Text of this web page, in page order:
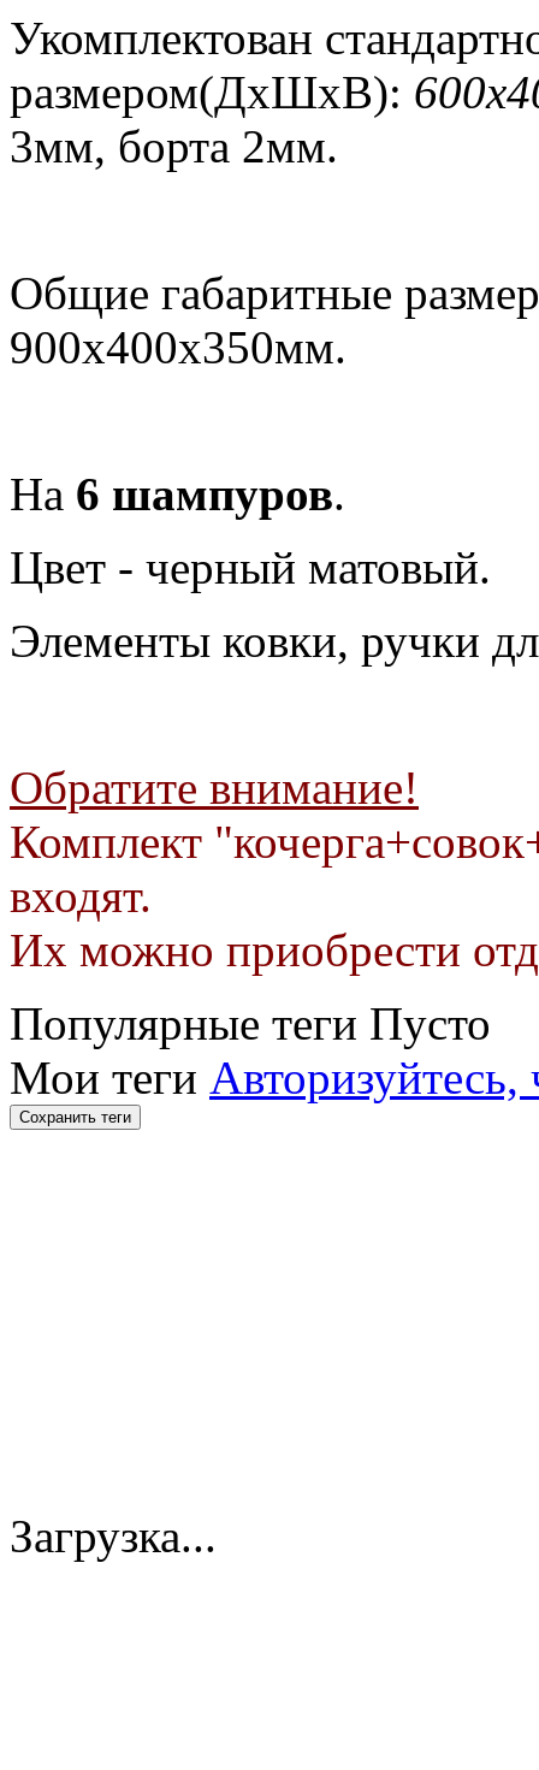
Укомплектован
размером(ДхШхВ):
3мм, борта 2мм.
Общие габаритные
900х400х350мм.
На 6 шампуров.
Цвет - черный матовый.
Элементы ковки, ручки
Обратите внимание!
Комплект
входят.
Их можно приобрести
Популярные теги Пусто
Мои теги Авторизуйтесь,
Загрузка...